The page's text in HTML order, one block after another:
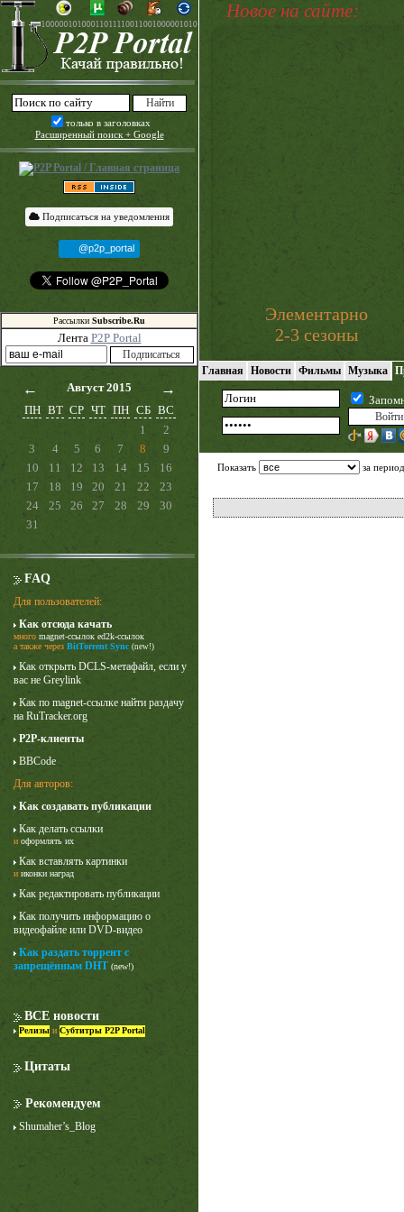
только в заголовках
Расширенный поиск + Google
Подписаться на уведомления
@p2p_portal
Рассылки Subscribe.Ru
Лента P2P Portal
← Август 2015 →
ПН ВТ СР ЧТ ПН СБ ВС
1
2
3
4 5 6 7 8
9
10
11 12 13 14 15
16
17
18 19 20 21 22
23
24
25 26 27 28 29
30
31
FAQ
Для пользователей:
Как отсюда качать
много magnet-ссылок ed2k-ссылок
а также через BitTorrent Sync (new!)
Как открыть DCLS-метафайл, если у
вас не Greylink
Как по magnet-ссылке найти раздачу
на RuTracker.org
P2P-клиенты
BBCode
Для авторов:
Как создавать публикации
Как делать ссылки
и оформлять их
Как вставлять картинки
и иконки наград
Как редактировать публикации
Как получить информацию о
видеофайле или DVD-видео
Как раздать торрент с
запрещённым DHT (new!)
ВСЕ новости
Релизы и Субтитры P2P Portal
Цитаты
Рекомендуем
Shumaher’s_Blog
Новое на сайте:
Элементарно
2-3 сезоны
Главная Новости Фильмы Музыка
Показать за